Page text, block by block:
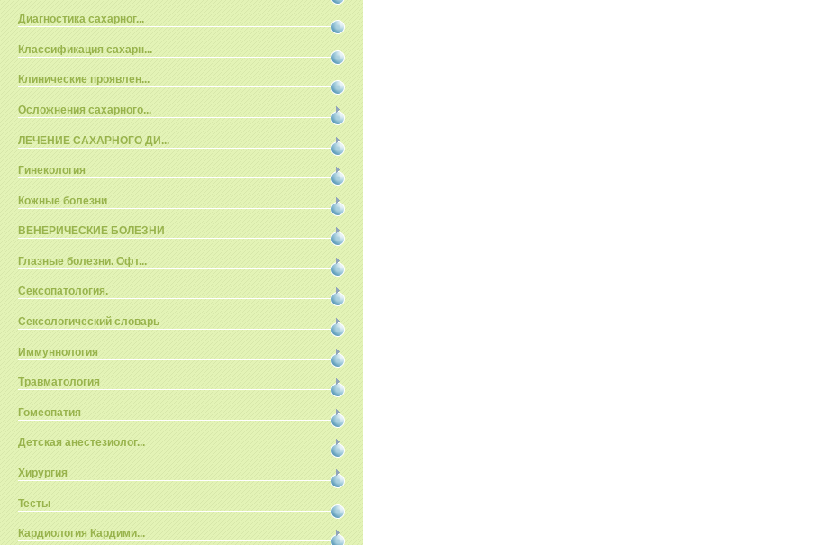
Диагностика сахарног...
Классификация сахарн...
Клинические проявлен...
Осложнения сахарного...
ЛЕЧЕНИЕ САХАРНОГО ДИ...
Гинекология
Кожные болезни
ВЕНЕРИЧЕСКИЕ БОЛЕЗНИ
Глазные болезни. Офт...
Сексопатология.
Сексологический словарь
Иммуннология
Травматология
Гомеопатия
Детская анестезиолог...
Хирургия
Тесты
Кардиология Кардими...